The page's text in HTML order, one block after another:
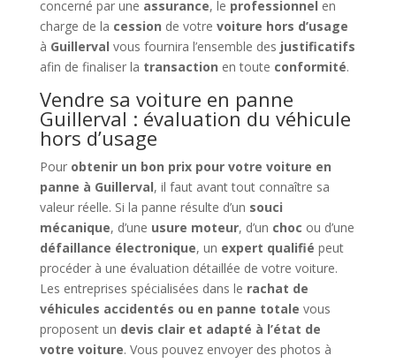
concerné par une assurance, le professionnel en
charge de la cession de votre voiture hors d’usage
à Guillerval vous fournira l’ensemble des justificatifs
afin de finaliser la transaction en toute conformité.
Vendre sa voiture en panne
Guillerval : évaluation du véhicule
hors d’usage
Pour obtenir un bon prix pour votre voiture en
panne à Guillerval, il faut avant tout connaître sa
valeur réelle. Si la panne résulte d’un souci
mécanique, d’une usure moteur, d’un choc ou d’une
défaillance électronique, un expert qualifié peut
procéder à une évaluation détaillée de votre voiture.
Les entreprises spécialisées dans le rachat de
véhicules accidentés ou en panne totale vous
proposent un devis clair et adapté à l’état de
votre voiture. Vous pouvez envoyer des photos à